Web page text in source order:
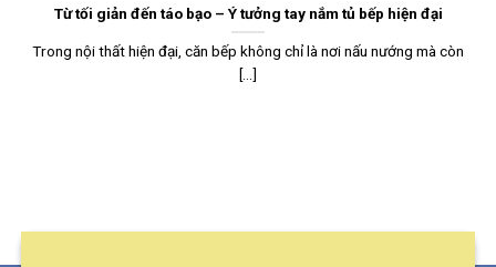
Từ tối giản đến táo bạo – Ý tưởng tay nắm tủ bếp hiện đại
Trong nội thất hiện đại, căn bếp không chỉ là nơi nấu nướng mà còn
[...]